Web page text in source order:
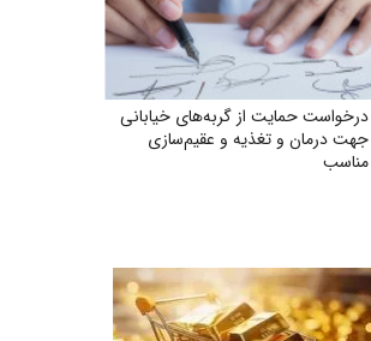
درخواست حمایت از گربه‌های خیابانی
جهت درمان و تغذیه و عقیم‌سازی
مناسب